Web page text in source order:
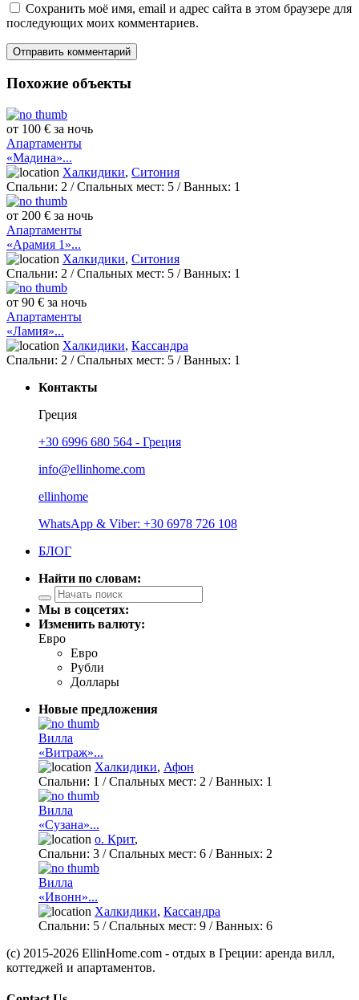
Сохранить моё имя, email и адрес сайта в этом браузере для
последующих моих комментариев.
Похожие объекты
от 100 € за ночь
Апартаменты
«Мадина»...
Халкидики, Ситония
Спальни: 2 / Спальных мест: 5 /Ванных: 1
от 200 € за ночь
Апартаменты
«Арамия 1»...
Халкидики, Ситония
Спальни: 2 / Спальных мест: 5 /Ванных: 1
от 90 € за ночь
Апартаменты
«Ламия»...
Халкидики, Кассандра
Спальни: 2 / Спальных мест: 5 /Ванных: 1
Контакты
Греция
+30 6996 680 564 - Греция
info@ellinhome.com
ellinhome
WhatsApp & Viber: +30 6978 726 108
БЛОГ
Найти по словам:
Мы в соцсетях:
Изменить валюту:
Евро
Евро
Рубли
Доллары
Новые предложения
Вилла
«Витраж»...
Халкидики, Афон
Спальни: 1 / Спальных мест: 2 /Ванных: 1
Вилла
«Сузана»...
о. Крит,
Спальни: 3 / Спальных мест: 6 /Ванных: 2
Вилла
«Ивонн»...
Халкидики, Кассандра
Спальни: 5 / Спальных мест: 9 /Ванных: 6
(c) 2015-2026 EllinHome.com - отдых в Греции: аренда вилл,
коттеджей и апартаментов.